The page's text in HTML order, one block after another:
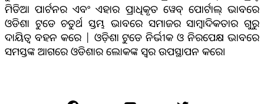
ମିଡିଆ ପାର୍ଟନର ଏବଂ ଏହାର ପ୍ରାଧିକୃତ ୱେବ୍ ପୋର୍ଟାଲ୍ ଭାବରେ
ଓଡିଶା ଟୁଡେ ଚତୁର୍ଥ ସ୍ତମ୍ଭ ଭାବରେ ସମାଜର ସାମ୍ବାଦିକତାର ଗୁରୁ
ଦାୟିତ୍ବ ବହନ କରେ | ଓଡ଼ିଶା ଟୁଡେ ନିର୍ଭୀକ ଓ ନିରପେକ୍ଷ ଭାବରେ
ସମସ୍ତଙ୍କ ଆଗରେ ଓଡିଶାର ଲୋକଙ୍କ ସ୍ୱର ଉପସ୍ଥାପନ କରେ।